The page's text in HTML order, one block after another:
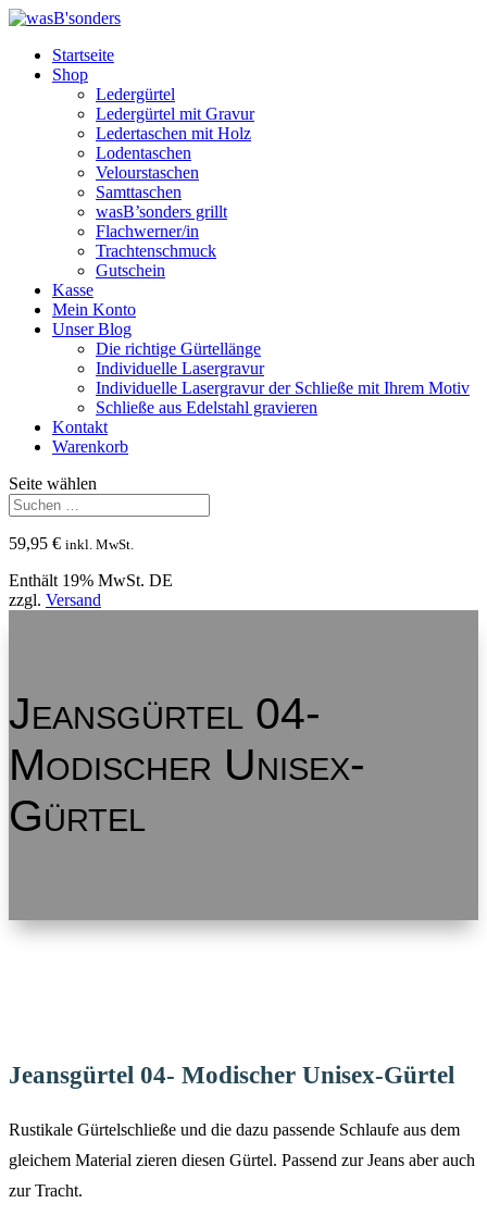
Startseite
Shop
Ledergürtel
Ledergürtel mit Gravur
Ledertaschen mit Holz
Lodentaschen
Velourstaschen
Samttaschen
wasB’sonders grillt
Flachwerner/in
Trachtenschmuck
Gutschein
Kasse
Mein Konto
Unser Blog
Die richtige Gürtellänge
Individuelle Lasergravur
Individuelle Lasergravur der Schließe mit Ihrem Motiv
Schließe aus Edelstahl gravieren
Kontakt
Warenkorb
Seite wählen
59,95 € inkl. MwSt.
Enthält 19% MwSt. DE
zzgl. Versand
Jeansgürtel 04-
Modischer Unisex-
Gürtel
Jeansgürtel 04- Modischer Unisex-Gürtel
Rustikale Gürtelschließe und die dazu passende Schlaufe aus dem
gleichem Material zieren diesen Gürtel. Passend zur Jeans aber auch
zur Tracht.